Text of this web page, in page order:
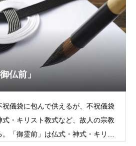
仏前」
儀袋に包んで供えるが、不祝儀袋
・キリスト教式など、故人の宗教
「御霊前」は仏式・神式・キリス